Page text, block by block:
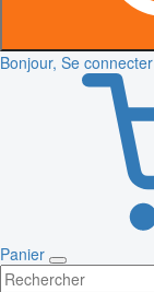
Bonjour, Se connecter
Panier